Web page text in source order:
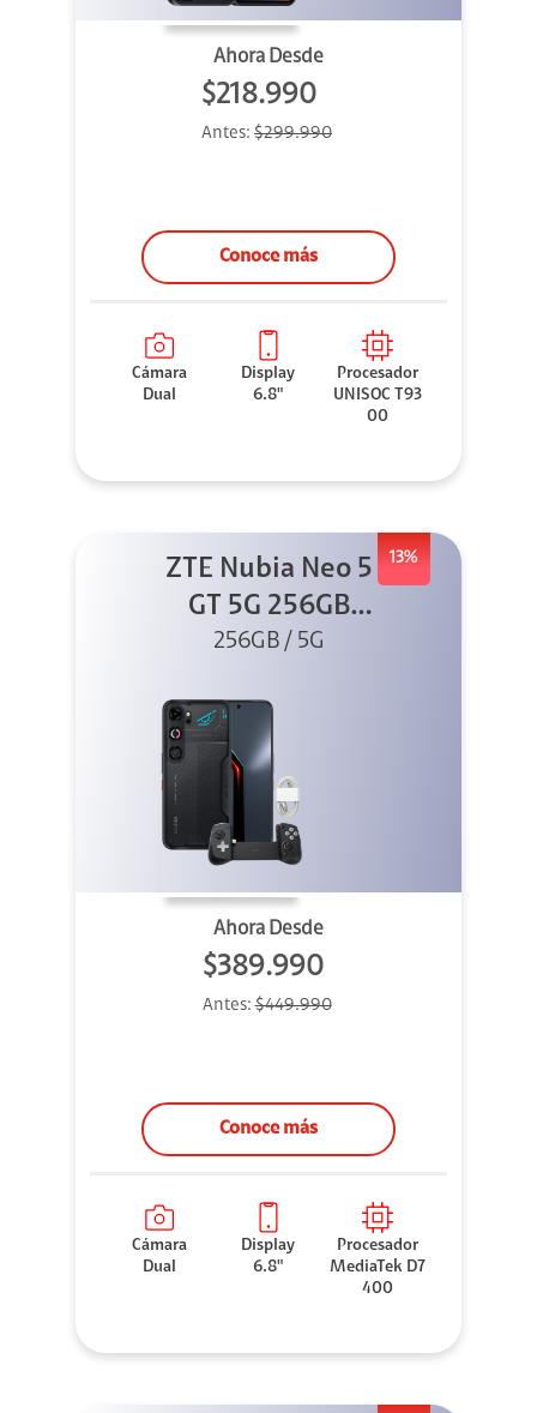
Ahora Desde
$218.990
Antes: $299.990
Conoce más
Cámara
Dual
Display
6.8"
Procesador
UNISOC T93
00
13%
ZTE Nubia Neo 5
GT 5G 256GB
Negro + GPAD +
256GB / 5G
Ahora Desde
$389.990
Antes:$449.990
Conoce más
Cámara
Dual
Display
6.8"
Procesador
MediaTek D7
400